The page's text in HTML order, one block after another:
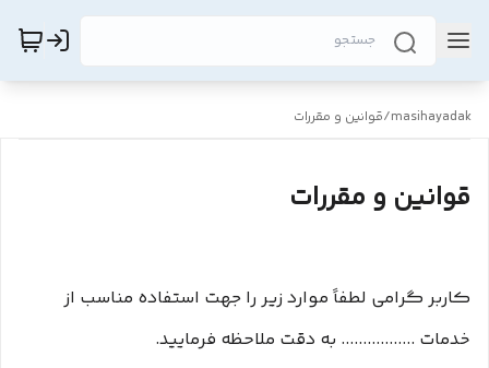
masihayadak
/قوانین و مقررات
قوانین و مقررات
کاربر گرامی لطفاً موارد زیر را جهت استفاده مناسب از
خدمات ................. به دقت ملاحظه فرمایید.